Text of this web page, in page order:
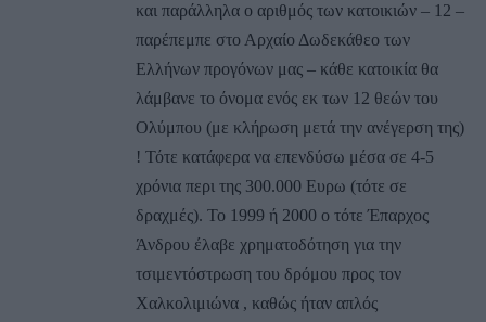
και παράλληλα ο αριθμός των κατοικιών – 12 –
παρέπεμπε στο Αρχαίο Δωδεκάθεο των
Ελλήνων προγόνων μας – κάθε κατοικία θα
λάμβανε το όνομα ενός εκ των 12 θεών του
Ολύμπου (με κλήρωση μετά την ανέγερση της)
! Τότε κατάφερα να επενδύσω μέσα σε 4-5
χρόνια περι της 300.000 Ευρω (τότε σε
δραχμές). Το 1999 ή 2000 ο τότε Έπαρχος
Άνδρου έλαβε χρηματοδότηση για την
τσιμεντόστρωση του δρόμου προς τον
Χαλκολιμιώνα , καθώς ήταν απλός